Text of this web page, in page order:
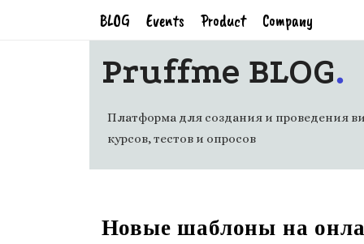
BLOG Events Product Company
Pruffme BLOG.
Платформа для создания и проведения
курсов, тестов и опросов
Новые шаблоны на